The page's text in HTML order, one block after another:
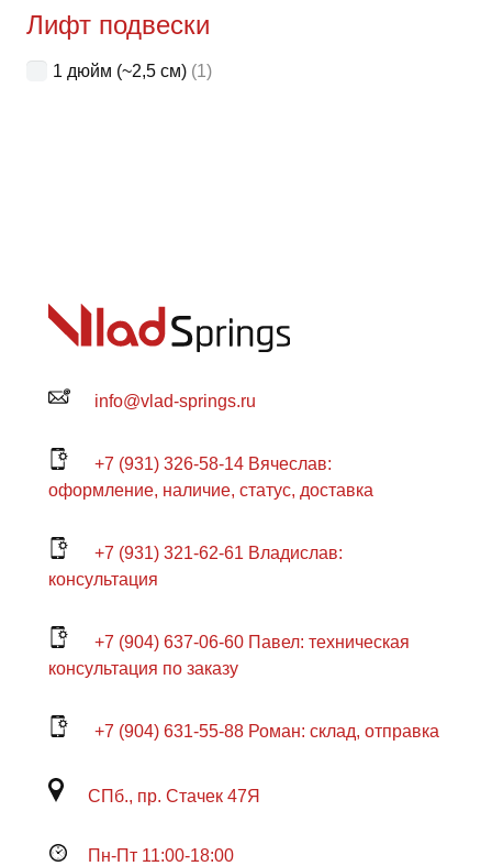
Лифт подвески
1 дюйм (~2,5 см) (1)
info@vlad-springs.ru
+7 (931) 326-58-14 Вячеслав:
оформление, наличие, статус, доставка
+7 (931) 321-62-61 Владислав:
консультация
+7 (904) 637-06-60 Павел: техническая
консультация по заказу
+7 (904) 631-55-88 Роман: склад, отправка
СПб., пр. Стачек 47Я
Пн-Пт 11:00-18:00